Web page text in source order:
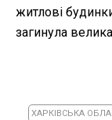
житлові
загинула
ХАРКІВСЬКА